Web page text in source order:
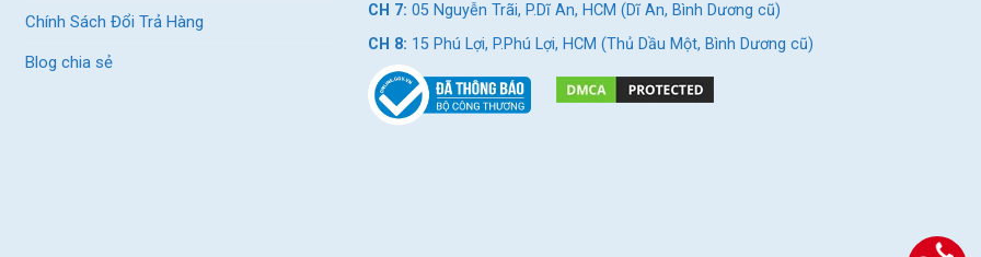
xe đạp thể thao khác, tạo cảm giác thoải mái
Chính Sách Đổi Trả Hàng
Blog chia sẻ
CH 7: 05 Nguyễn Trãi, P.Dĩ An, HCM (Dĩ An, Bình Dương cũ)
CH 8: 15 Phú Lợi, P.Phú Lợi, HCM (Thủ Dầu Một, Bình Dương cũ)